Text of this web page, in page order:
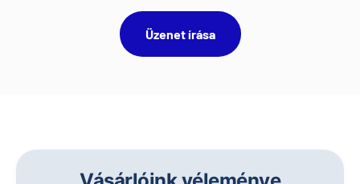
Üzenet írása